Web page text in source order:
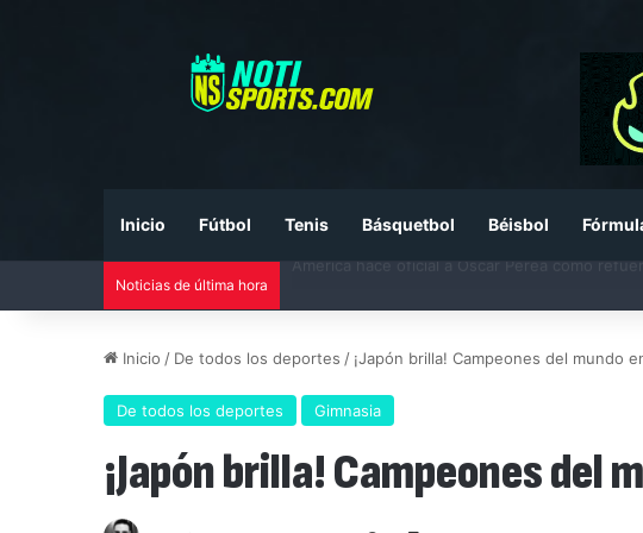
Inicio Fútbol Tenis Básquetbol Béisbol
Noticias de última hora
Inicio / De todos los deportes / ¡Japón brilla! Campeones del mundo
De todos los deportes Gimnasia
¡Japón brilla! Campeones